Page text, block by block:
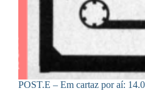
POST.E – Em cartaz por aí: